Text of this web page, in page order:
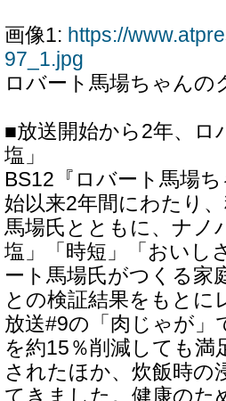
画像1: https://
97_1.jpg
ロバート馬場ちゃんの
■放送開始から2年、ロ
塩」
BS12『ロバート馬場
始以来2年間にわたり
馬場氏とともに、ナノ
塩」「時短」「おいし
ート馬場氏がつくる家
との検証結果をもとに
放送#9の「肉じゃが」
を約15％削減しても満
されたほか、炊飯時の
てきました。健康のた